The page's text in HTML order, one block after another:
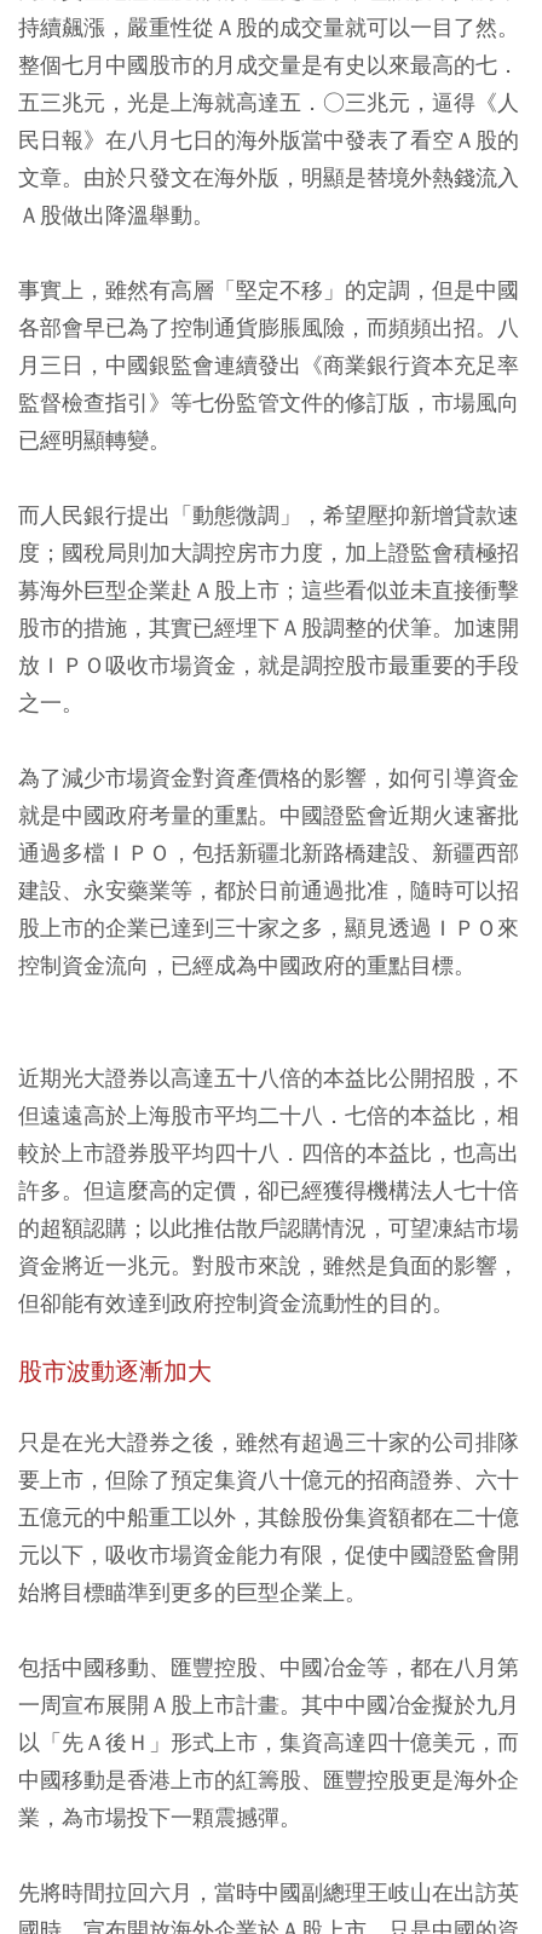
持續飆漲，嚴重性從Ａ股的成交量就可以一目了然。
整個七月中國股市的月成交量是有史以來最高的七．
五三兆元，光是上海就高達五．○三兆元，逼得《人
民日報》在八月七日的海外版當中發表了看空Ａ股的
文章。由於只發文在海外版，明顯是替境外熱錢流入
Ａ股做出降溫舉動。
事實上，雖然有高層「堅定不移」的定調，但是中國
各部會早已為了控制通貨膨脹風險，而頻頻出招。八
月三日，中國銀監會連續發出《商業銀行資本充足率
監督檢查指引》等七份監管文件的修訂版，市場風向
已經明顯轉變。
而人民銀行提出「動態微調」，希望壓抑新增貸款速
度；國稅局則加大調控房市力度，加上證監會積極招
募海外巨型企業赴Ａ股上市；這些看似並未直接衝擊
股市的措施，其實已經埋下Ａ股調整的伏筆。加速開
放ＩＰＯ吸收市場資金，就是調控股市最重要的手段
之一。
為了減少市場資金對資產價格的影響，如何引導資金
就是中國政府考量的重點。中國證監會近期火速審批
通過多檔ＩＰＯ，包括新疆北新路橋建設、新疆西部
建設、永安藥業等，都於日前通過批准，隨時可以招
股上市的企業已達到三十家之多，顯見透過ＩＰＯ來
控制資金流向，已經成為中國政府的重點目標。
近期光大證券以高達五十八倍的本益比公開招股，不
但遠遠高於上海股市平均二十八．七倍的本益比，相
較於上市證券股平均四十八．四倍的本益比，也高出
許多。但這麼高的定價，卻已經獲得機構法人七十倍
的超額認購；以此推估散戶認購情況，可望凍結市場
資金將近一兆元。對股市來說，雖然是負面的影響，
但卻能有效達到政府控制資金流動性的目的。
股市波動逐漸加大
只是在光大證券之後，雖然有超過三十家的公司排隊
要上市，但除了預定集資八十億元的招商證券、六十
五億元的中船重工以外，其餘股份集資額都在二十億
元以下，吸收市場資金能力有限，促使中國證監會開
始將目標瞄準到更多的巨型企業上。
包括中國移動、匯豐控股、中國冶金等，都在八月第
一周宣布展開Ａ股上市計畫。其中中國冶金擬於九月
以「先Ａ後Ｈ」形式上市，集資高達四十億美元，而
中國移動是香港上市的紅籌股、匯豐控股更是海外企
業，為市場投下一顆震撼彈。
先將時間拉回六月，當時中國副總理王岐山在出訪英